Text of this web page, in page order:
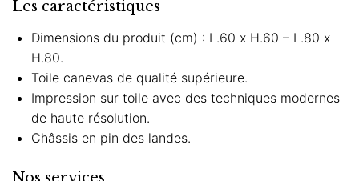
Les caractéristiques
Dimensions du produit (cm) : L.60 x H.60 – L.80 x
H.80.
Toile canevas de qualité supérieure.
Impression sur toile avec des techniques modernes
de haute résolution.
Châssis en pin des landes.